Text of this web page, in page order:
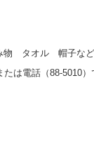
物 タオル 帽子な
は電話（88-5010